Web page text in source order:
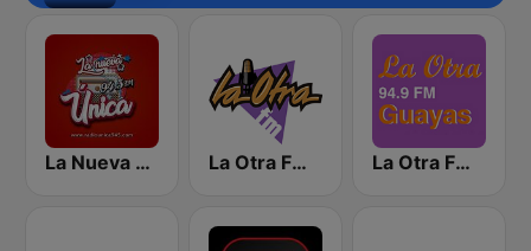
La Nueva Unica 94.5 FM La Otra FM - Quito La Otra FM - Guayaquil